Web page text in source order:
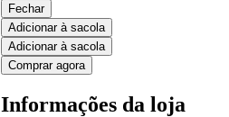
Fechar
Adicionar à sacola
Adicionar à sacola
Comprar agora
Informações da loja